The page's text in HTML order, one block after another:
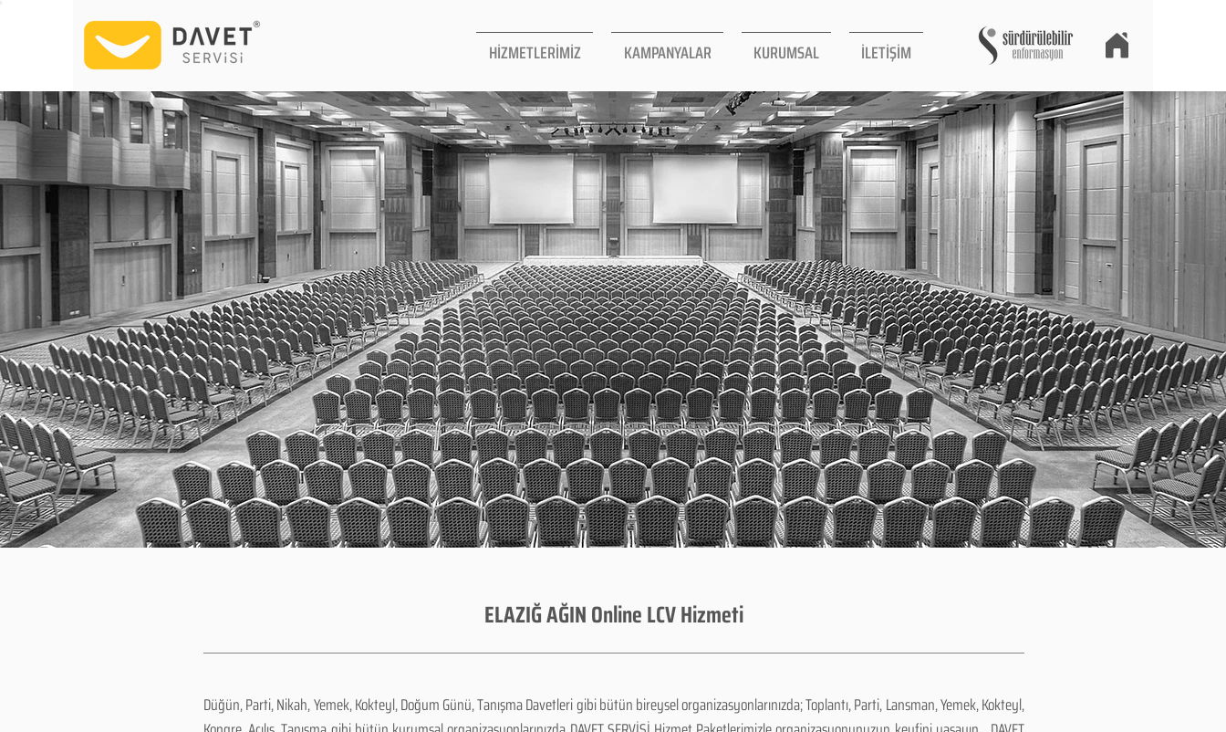
HİZMETLERİMİZ KAMPANYALAR KURUMSAL İLETİŞİM
ELAZIĞ AĞIN Online LCV Hizmeti
Düğün, Parti, Nikah, Yemek, Kokteyl, Doğum Günü, Tanışma Davetleri gibi bütün bireysel organizasyonlarınızda; Toplantı, Parti, Lansman, Yemek, Kokteyl,